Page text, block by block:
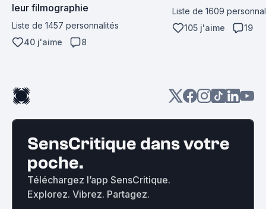
leur filmographie
Liste de 1457 personnalités
40 j'aime
8
Liste de 1609
105 j'aime
19
SensCritique dans votre
poche.
Téléchargez l’app SensCritique.
Explorez. Vibrez. Partagez.